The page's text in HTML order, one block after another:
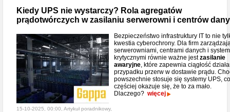
Kiedy UPS nie wystarczy? Rola agregatów
prądotwórczych w zasilaniu serwerowni i centrów
Bezpieczeństwo infrastruktury IT to nie
kwestia cyberochrony. Dla firm
serwerowniami, centrami danych i
krytycznymi równie ważne jestzasilanie
awaryjne, które zapewnia ciągłość
przypadku przerw w dostawie prądu.
powszechnie stosuje się systemy UPS,
częściej okazuje się, że to za mało.
Dlaczego? więcej
15-10-2025, 00:00, Artykuł poradnikowy,